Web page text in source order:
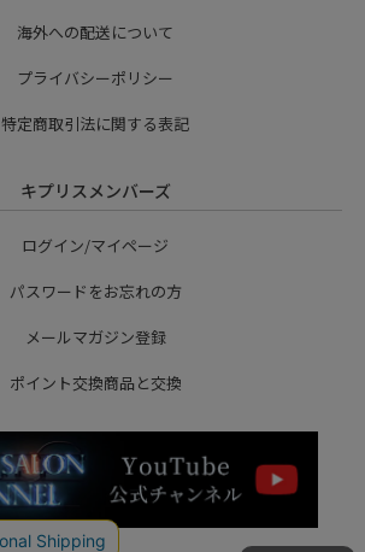
海外への配送について
プライバシーポリシー
特定商取引法に関する表記
キプリスメンバーズ
ログイン/マイページ
パスワードをお忘れの方
メールマガジン登録
ポイント交換商品と交換